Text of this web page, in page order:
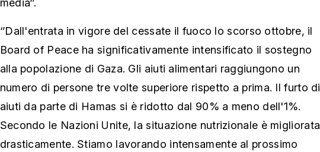
media‘’.
‘’Dall'entrata in vigore del cessate il fuoco lo scorso ottobre, il
Board of Peace ha significativamente intensificato il sostegno
alla popolazione di Gaza. Gli aiuti alimentari raggiungono un
numero di persone tre volte superiore rispetto a prima. Il furto di
aiuti da parte di Hamas si è ridotto dal 90% a meno dell'1%.
Secondo le Nazioni Unite, la situazione nutrizionale è migliorata
drasticamente. Stiamo lavorando intensamente al prossimo